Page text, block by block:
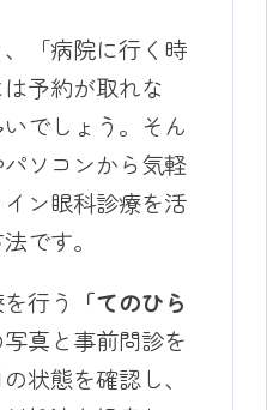
「病院に行く時
予約が取れな
でしょう。そん
ソコンから気軽
ン眼科診療を活
です。
行う
「てのひら
真と事前問診を
状態を確認し、